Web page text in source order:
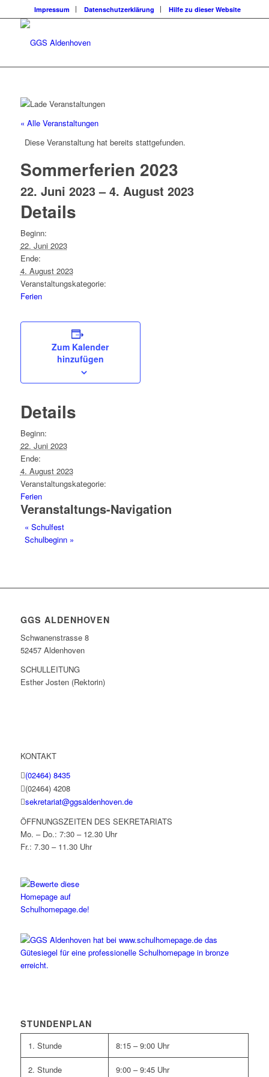
Impressum Datenschutzerklärung Hilfe zu dieser Website
« Alle Veranstaltungen
Diese Veranstaltung hat bereits stattgefunden.
Sommerferien 2023
22. Juni 2023–4. August 2023
Details
Beginn:
22. Juni 2023
Ende:
4. August 2023
Veranstaltungskategorie:
Ferien
Zum Kalender
hinzufügen
Details
Beginn:
22. Juni 2023
Ende:
4. August 2023
Veranstaltungskategorie:
Ferien
Veranstaltungs-Navigation
« Schulfest
Schulbeginn »
GGS ALDENHOVEN
Schwanenstrasse 8
52457 Aldenhoven
SCHULLEITUNG
Esther Josten (Rektorin)
KONTAKT
(02464) 8435
(02464) 4208
sekretariat@ggsaldenhoven.de
ÖFFNUNGSZEITEN DES SEKRETARIATS
Mo. – Do.: 7:30 – 12.30 Uhr
Fr.: 7.30 – 11.30 Uhr
STUNDENPLAN
1. Stunde 8:15 – 9:00 Uhr
2. Stunde 9:00 – 9:45 Uhr